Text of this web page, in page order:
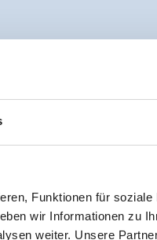
Funktionen für
wir Informationen zu
weiter. Unsere